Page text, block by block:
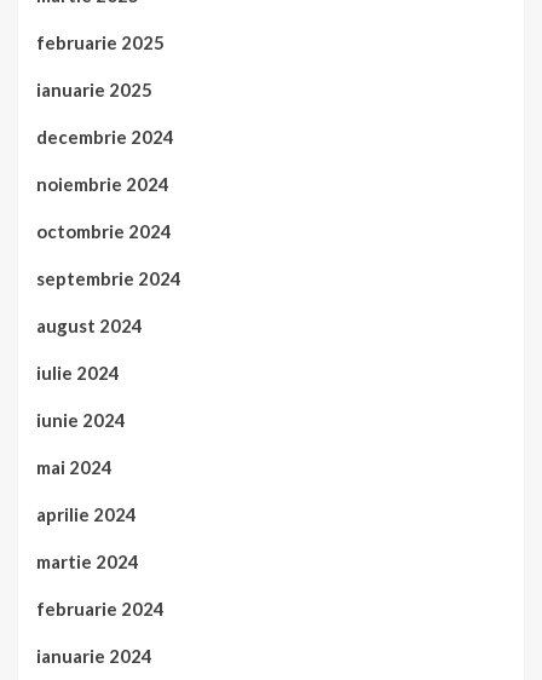
februarie 2025
ianuarie 2025
decembrie 2024
noiembrie 2024
octombrie 2024
septembrie 2024
august 2024
iulie 2024
iunie 2024
mai 2024
aprilie 2024
martie 2024
februarie 2024
ianuarie 2024